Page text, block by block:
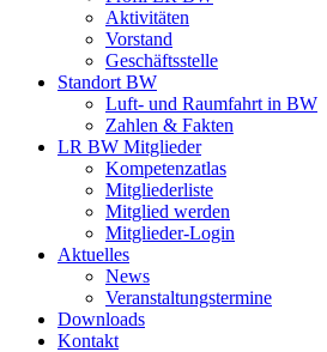
Aktivitäten
Vorstand
Geschäftsstelle
Standort BW
Luft- und Raumfahrt in BW
Zahlen & Fakten
LR BW Mitglieder
Kompetenzatlas
Mitgliederliste
Mitglied werden
Mitglieder-Login
Aktuelles
News
Veranstaltungstermine
Downloads
Kontakt